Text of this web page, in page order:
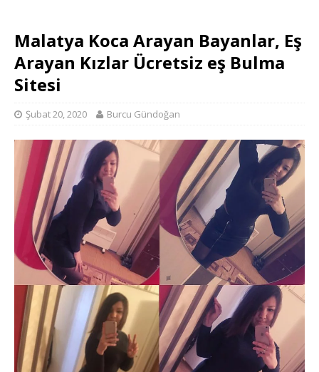
Malatya Koca Arayan Bayanlar, Eş
Arayan Kızlar Ücretsiz eş Bulma
Sitesi
Şubat 20, 2020 Burcu Gündoğan